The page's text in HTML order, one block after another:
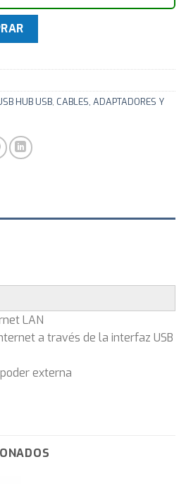
Lan cantidad
HUB USB, CABLES, ADAPTADORES Y
LAN
a través de la interfaz USB
externa